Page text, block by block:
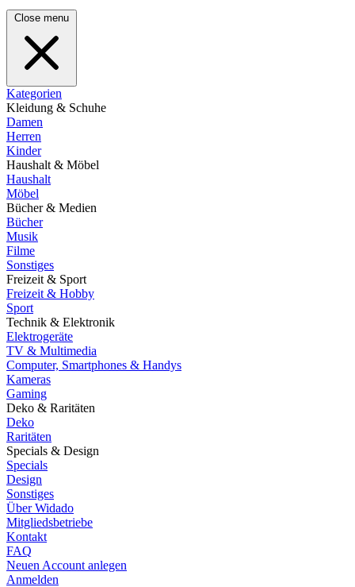
Close menu
Kategorien
Kleidung & Schuhe
Damen
Herren
Kinder
Haushalt & Möbel
Haushalt
Möbel
Bücher & Medien
Bücher
Musik
Filme
Sonstiges
Freizeit & Sport
Freizeit & Hobby
Sport
Technik & Elektronik
Elektrogeräte
TV & Multimedia
Computer, Smartphones & Handys
Kameras
Gaming
Deko & Raritäten
Deko
Raritäten
Specials & Design
Specials
Design
Sonstiges
Über Widado
Mitgliedsbetriebe
Kontakt
FAQ
Neuen Account anlegen
Anmelden